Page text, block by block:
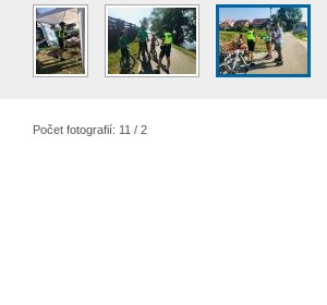
Počet fotografií: 11 / 2